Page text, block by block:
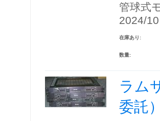
管球式
2024/10
在庫あり:
数量:
ラム
委託